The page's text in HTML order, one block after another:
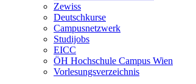
Zewiss
Deutschkurse
Campusnetzwerk
Studijobs
EICC
ÖH Hochschule Campus Wien
Vorlesungsverzeichnis